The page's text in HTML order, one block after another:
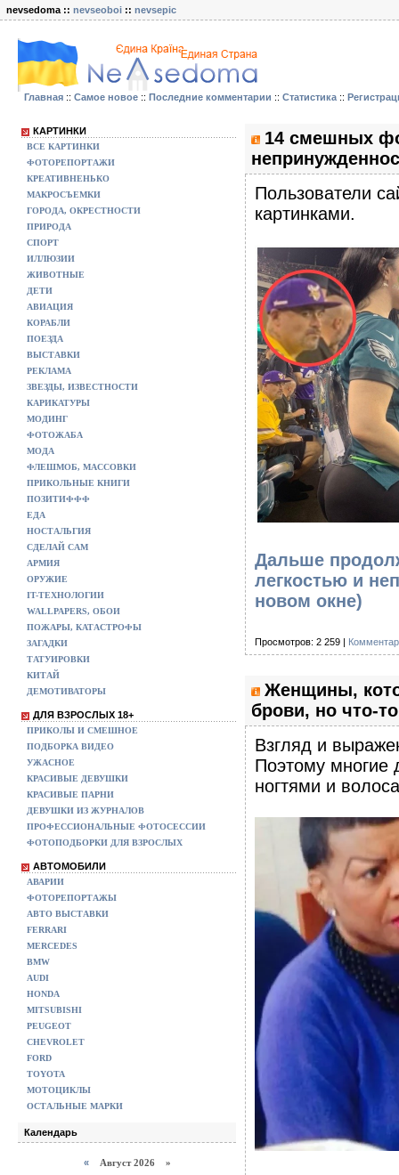
nevsedoma :: nevseoboi :: nevsepic
Главная :: Самое новое :: Последние комментарии :: Статистика ::
КАРТИНКИ
ВСЕ КАРТИНКИ
ФОТОРЕПОРТАЖИ
КРЕАТИВНЕНЬКО
МАКРОСЪЕМКИ
ГОРОДА, ОКРЕСТНОСТИ
ПРИРОДА
СПОРТ
ИЛЛЮЗИИ
ЖИВОТНЫЕ
ДЕТИ
АВИАЦИЯ
КОРАБЛИ
ПОЕЗДА
ВЫСТАВКИ
РЕКЛАМА
ЗВЕЗДЫ, ИЗВЕСТНОСТИ
КАРИКАТУРЫ
МОДИНГ
ФОТОЖАБА
МОДА
ФЛЕШМОБ, МАССОВКИ
ПРИКОЛЬНЫЕ КНИГИ
ПОЗИТИФФФ
ЕДА
НОСТАЛЬГИЯ
СДЕЛАЙ САМ
АРМИЯ
ОРУЖИЕ
IT-ТЕХНОЛОГИИ
WALLPAPERS, ОБОИ
ПОЖАРЫ, КАТАСТРОФЫ
ЗАГАДКИ
ТАТУИРОВКИ
КИТАЙ
ДЕМОТИВАТОРЫ
ДЛЯ ВЗРОСЛЫХ 18+
ПРИКОЛЫ И СМЕШНОЕ
ПОДБОРКА ВИДЕО
УЖАСНОЕ
КРАСИВЫЕ ДЕВУШКИ
КРАСИВЫЕ ПАРНИ
ДЕВУШКИ ИЗ ЖУРНАЛОВ
ПРОФЕССИОНАЛЬНЫЕ ФОТОСЕССИИ
ФОТОПОДБОРКИ ДЛЯ ВЗРОСЛЫХ
АВТОМОБИЛИ
АВАРИИ
ФОТОРЕПОРТАЖЫ
АВТО ВЫСТАВКИ
FERRARI
MERCEDES
BMW
AUDI
HONDA
MITSUBISHI
PEUGEOT
CHEVROLET
FORD
TOYOTA
МОТОЦИКЛЫ
ОСТАЛЬНЫЕ МАРКИ
Календарь
« Август 2026 »
14 смешных
Пользователи
картинками.
Дальше
легкостью и
новом окне)
Просмотров: 2 259 |
Женщины,
брови, но что-
Взгляд и
Поэтому многие
ногтями и